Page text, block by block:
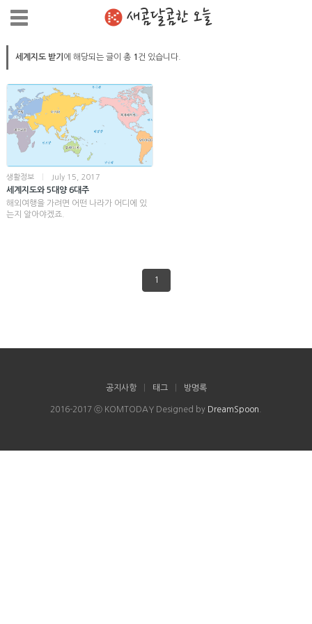
새콤달콤한 오늘
세계지도 받기 에 해당되는 글이 총 1 건 있습니다.
생활정보 July 15, 2017
세계지도와 5대양 6대주
해외여행을 가려면 어떤 나라가 어디에 있
는지 알아야겠죠.
1
공지사항 태그 방명록
2016-2017 ⓒ KOMTODAY Designed by DreamSpoon